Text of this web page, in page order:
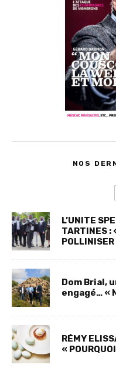
NOS
L’UNITE
TARTINES :
Dom Brial,
engagé… «
RÉMY
«